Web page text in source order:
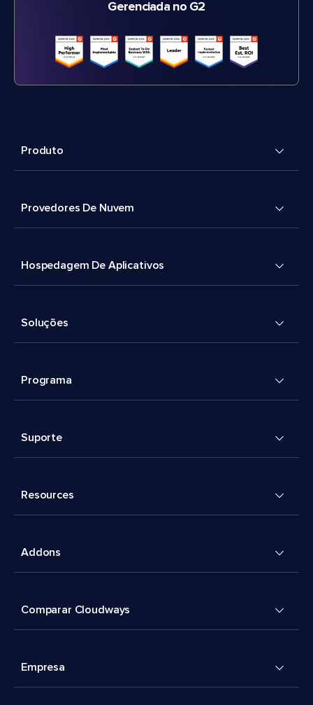
Gerenciada no G2
Produto
Provedores De Nuvem
Hospedagem De Aplicativos
Soluções
Programa
Suporte
Resources
Addons
Comparar Cloudways
Empresa